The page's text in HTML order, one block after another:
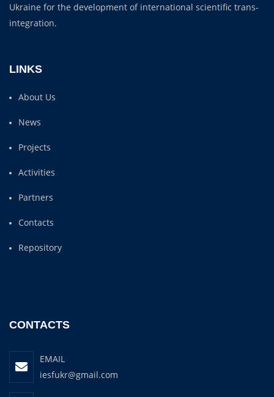
Ukraine for the development of international scientific trans-
integration.
LINKS
About Us
News
Projects
Activities
Partners
Contacts
Repository
CONTACTS
EMAIL
iesfukr@gmail.com